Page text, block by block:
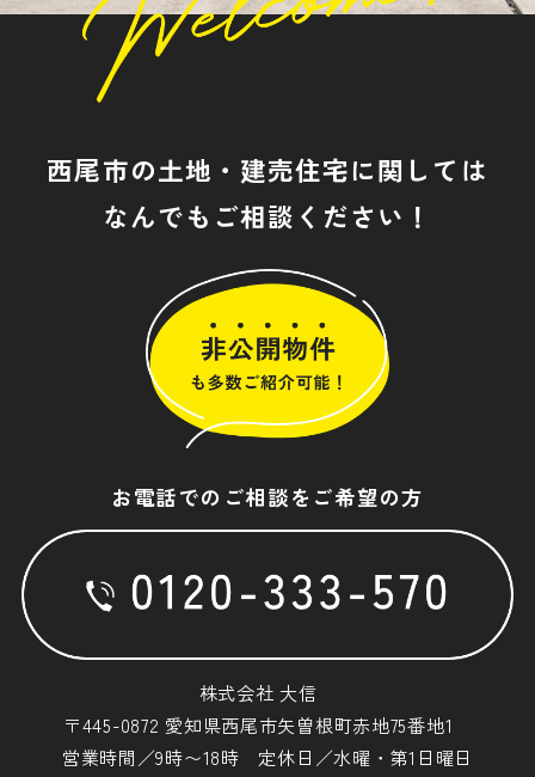
西尾市の土地・建売住宅に関しては
なんでもご相談ください！
お電話でのご相談をご希望の方
株式会社 大信
〒445-0872 愛知県西尾市矢曽根町赤地75番地1
営業時間／9時〜18時 定休日／水曜・第1日曜日